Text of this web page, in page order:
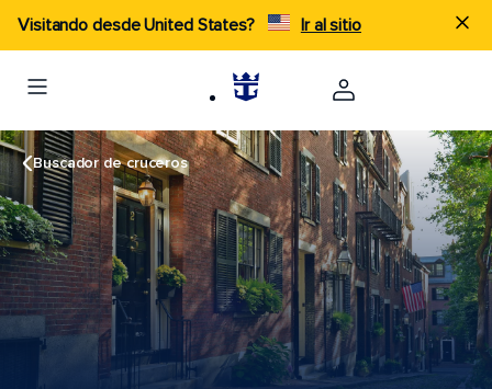
Visitando desde United States? Ir al sitio
Buscador de cruceros